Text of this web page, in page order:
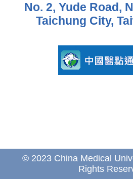
No. 2, Yude Road,
Taichung City,
© 2023 China Medical
Rights